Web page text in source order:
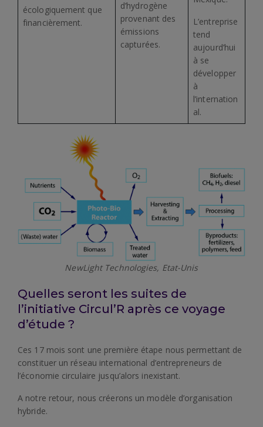
écologiquement que
financièrement.
d’hydrogène
provenant des
émissions
capturées.
L’entreprise
tend
aujourd’hui
à se
développer
à
l’internation
al.
NewLight Technologies, Etat-Unis
Quelles seront les suites de
l’initiative Circul’R après ce voyage
d’étude ?
Ces 17 mois sont une première étape nous permettant de
constituer un réseau international d’entrepreneurs de
l’économie circulaire jusqu’alors inexistant.
A notre retour, nous créerons un modèle d’organisation
hybride.